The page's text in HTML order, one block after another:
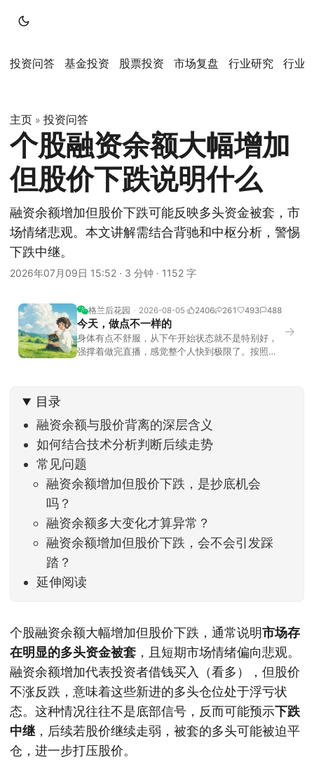
投资问答 基金投资 股票投资 市场复盘 行业研究 行业
主页 » 投资问答
个股融资余额大幅增加
但股价下跌说明什么
融资余额增加但股价下跌可能反映多头资金被套，市
场情绪悲观。本文讲解需结合背驰和中枢分析，警惕
下跌中继。
2026年07月09日 15:52 · 3 分钟 · 1152 字
格兰后花园 2026-08-05 2406 261 493 488
今天，做点不一样的
身体有点不舒服，从下午开始状态就不是特别好，
强撑着做完直播，感觉整个人快到极限了。按照平
问的，可以给他点个赞。晚些时候，我会按点赞数
量挑选5个比较
→
目录
融资余额与股价背离的深层含义
如何结合技术分析判断后续走势
常见问题
融资余额增加但股价下跌，是抄底机会
吗？
融资余额多大变化才算异常？
融资余额增加但股价下跌，会不会引发踩
踏？
延伸阅读
个股融资余额大幅增加但股价下跌，通常说明市场存
在明显的多头资金被套 ，且短期市场情绪偏向悲观。
融资余额增加代表投资者借钱买入（看多），但股价
不涨反跌，意味着这些新进的多头仓位处于浮亏状
态。这种情况往往不是底部信号，反而可能预示下跌
中继 ，后续若股价继续走弱，被套的多头可能被迫平
仓，进一步打压股价。